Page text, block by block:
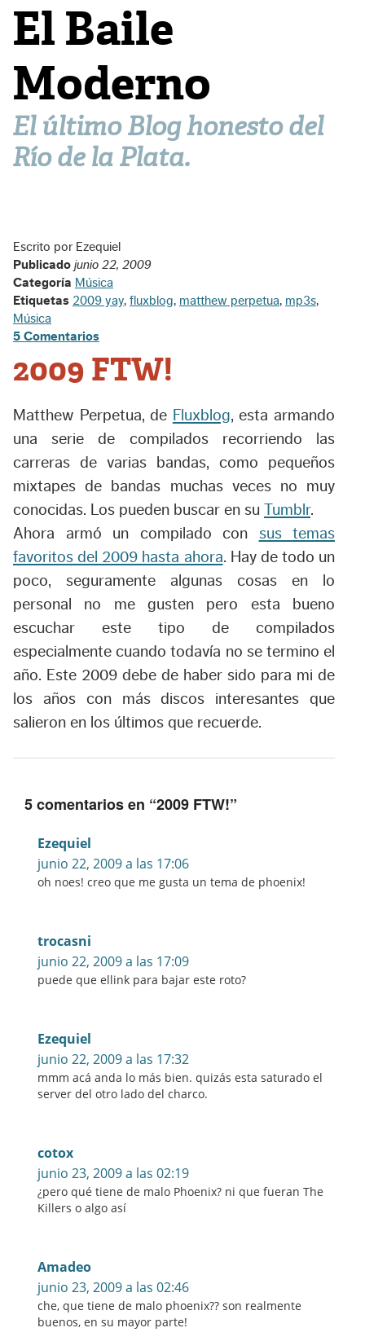
El Baile
Moderno
El último Blog honesto del
Río de la Plata.
Escrito por Ezequiel
Publicado junio 22, 2009
Categoría Música
Etiquetas 2009 yay, fluxblog, matthew perpetua, mp3s,
Música
5 Comentarios
2009 FTW!
Matthew Perpetua, de Fluxblog, esta armando
una serie de compilados recorriendo las
carreras de varias bandas, como pequeños
mixtapes de bandas muchas veces no muy
conocidas. Los pueden buscar en su Tumblr.
Ahora armó un compilado con sus temas
favoritos del 2009 hasta ahora. Hay de todo un
poco, seguramente algunas cosas en lo
personal no me gusten pero esta bueno
escuchar este tipo de compilados
especialmente cuando todavía no se termino el
año. Este 2009 debe de haber sido para mi de
los años con más discos interesantes que
salieron en los últimos que recuerde.
5 comentarios en “2009 FTW!”
Ezequiel
junio 22, 2009 a las 17:06
oh noes! creo que me gusta un tema de phoenix!
trocasni
junio 22, 2009 a las 17:09
puede que ellink para bajar este roto?
Ezequiel
junio 22, 2009 a las 17:32
mmm acá anda lo más bien. quizás esta saturado el
server del otro lado del charco.
cotox
junio 23, 2009 a las 02:19
¿pero qué tiene de malo Phoenix? ni que fueran The
Killers o algo así
Amadeo
junio 23, 2009 a las 02:46
che, que tiene de malo phoenix?? son realmente
buenos, en su mayor parte!